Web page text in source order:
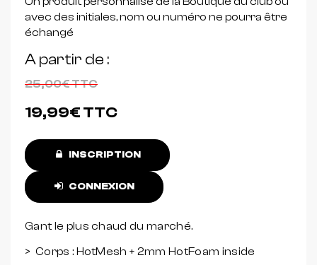
avec des initiales, nom ou numéro ne pourra être
échangé
A partir de
25,00€TTC
19,99€TTC
INSCRIPTION
CONNEXION
Gant le plus chaud du marché.
> Corps : HotMesh + 2mm HotFoam inside